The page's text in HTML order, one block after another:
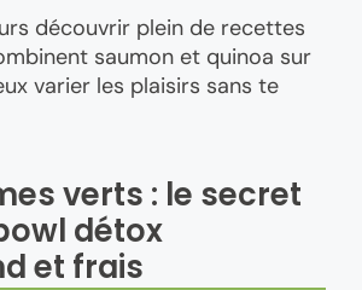
découvrir plein de recettes
saumon et quinoa sur
varier les plaisirs sans te
verts : le secret
détox
et frais